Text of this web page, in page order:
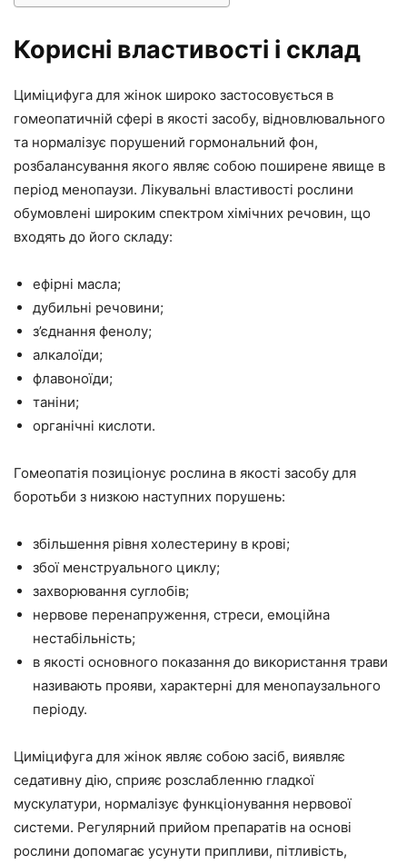
Корисні властивості і склад
Циміцифуга для жінок широко застосовується в
гомеопатичній сфері в якості засобу, відновлювального
та нормалізує порушений гормональний фон,
розбалансування якого являє собою поширене явище в
період менопаузи. Лікувальні властивості рослини
обумовлені широким спектром хімічних речовин, що
входять до його складу:
ефірні масла;
дубильні речовини;
з’єднання фенолу;
алкалоїди;
флавоноїди;
таніни;
органічні кислоти.
Гомеопатія позиціонує рослина в якості засобу для
боротьби з низкою наступних порушень:
збільшення рівня холестерину в крові;
збої менструального циклу;
захворювання суглобів;
нервове перенапруження, стреси, емоційна
нестабільність;
в якості основного показання до використання трави
називають прояви, характерні для менопаузального
періоду.
Циміцифуга для жінок являє собою засіб, виявляє
седативну дію, сприяє розслабленню гладкої
мускулатури, нормалізує функціонування нервової
системи. Регулярний прийом препаратів на основі
рослини допомагає усунути припливи, пітливість,